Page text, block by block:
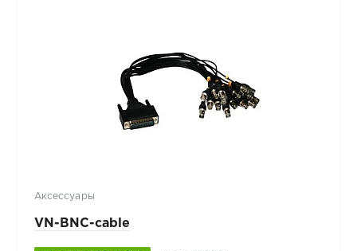
Аксессуары
VN-BNC-cable